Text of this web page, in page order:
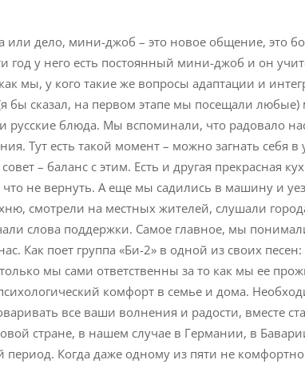
дело, мини-джоб – это новое общение, это
у него есть постоянный мини-джоб и он
у кого такие же вопросы адаптации и
сказал, на первом этапе мы посещали любые)
блюда. Мы вспоминали, что радовало
Тут есть такой момент – можно загнать себя
– баланс с этим. Есть и другая прекрасная
не вернуть. А еще мы садились в машину и
смотрели на местных жителей, слушали
слова поддержки. Самое главное, мы
Как поет группа «Би-2» в одной из своих песен:
мы сами ответственны за то как мы ее
комфорт в семье и дома.
все ваши волнения и радости, вместе
стране, в нашем случае в Германии, в
Когда даже одному из пяти не комфортно